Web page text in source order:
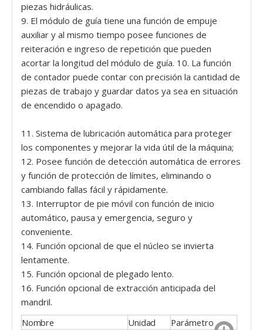
piezas hidráulicas.
9. El módulo de guía tiene una función de empuje
auxiliar y al mismo tiempo posee funciones de
reiteración e ingreso de repetición que pueden
acortar la longitud del módulo de guía. 10. La función
de contador puede contar con precisión la cantidad de
piezas de trabajo y guardar datos ya sea en situación
de encendido o apagado.
11. Sistema de lubricación automática para proteger
los componentes y mejorar la vida útil de la máquina;
12. Posee función de detección automática de errores
y función de protección de límites, eliminando o
cambiando fallas fácil y rápidamente.
13. Interruptor de pie móvil con función de inicio
automático, pausa y emergencia, seguro y
conveniente.
14. Función opcional de que el núcleo se invierta
lentamente.
15. Función opcional de plegado lento.
16. Función opcional de extracción anticipada del
mandril.
Nombre Unidad
Parámetro